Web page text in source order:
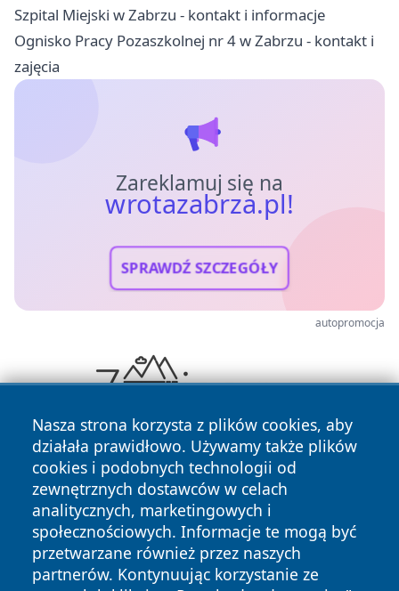
Szpital Miejski w Zabrzu - kontakt i informacje
Ognisko Pracy Pozaszkolnej nr 4 w Zabrzu - kontakt i
zajęcia
Zareklamuj się na
wrotazabrza.pl!
SPRAWDŹ SZCZEGÓŁY
autopromocja
Nasza strona korzysta z plików cookies, aby
działała prawidłowo. Używamy także plików
cookies i podobnych technologii od
zewnętrznych dostawców w celach
analitycznych, marketingowych i
społecznościowych. Informacje te mogą być
przetwarzane również przez naszych
partnerów. Kontynuując korzystanie ze
Copyright © 2026 wrotazabrza.pl Wszystkie prawa